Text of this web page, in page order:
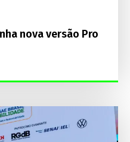
nova versão Pro